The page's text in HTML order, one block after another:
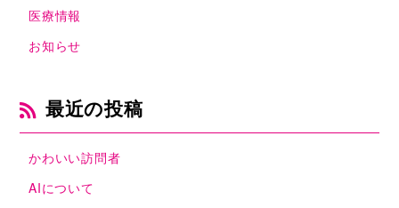
医療情報
お知らせ
最近の投稿
かわいい訪問者
AIについて